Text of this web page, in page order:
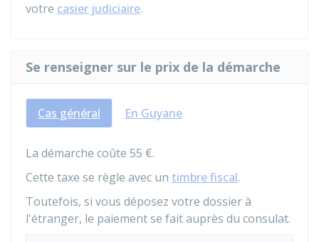
votre casier judiciaire.
Se renseigner sur le prix de la démarche
Cas général En Guyane
La démarche coûte 55 €.
Cette taxe se règle avec un timbre fiscal.
Toutefois, si vous déposez votre dossier à
l'étranger, le paiement se fait auprès du consulat.